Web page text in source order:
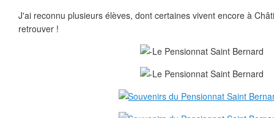
J'ai reconnu plusieurs élèves, dont certaines vivent encore à
retrouver !